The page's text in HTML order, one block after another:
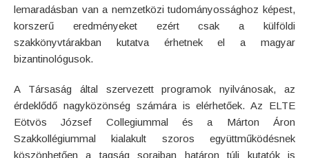
lemaradásban van a nemzetközi tudományossághoz képest,
korszerű eredményeket ezért csak a külföldi
szakkönyvtárakban kutatva érhetnek el a magyar
bizantinológusok.
A Társaság által szervezett programok nyilvánosak, az
érdeklődő nagyközönség számára is elérhetőek. Az ELTE
Eötvös József Collegiummal és a Márton Áron
Szakkollégiummal kialakult szoros együttműködésnek
köszönhetően a tagság soraiban határon túli kutatók is